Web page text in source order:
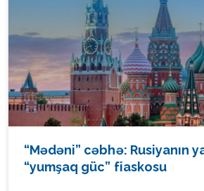
“Mədəni” cəbhə: Rusiyanın
“yumşaq güc” fiaskosu